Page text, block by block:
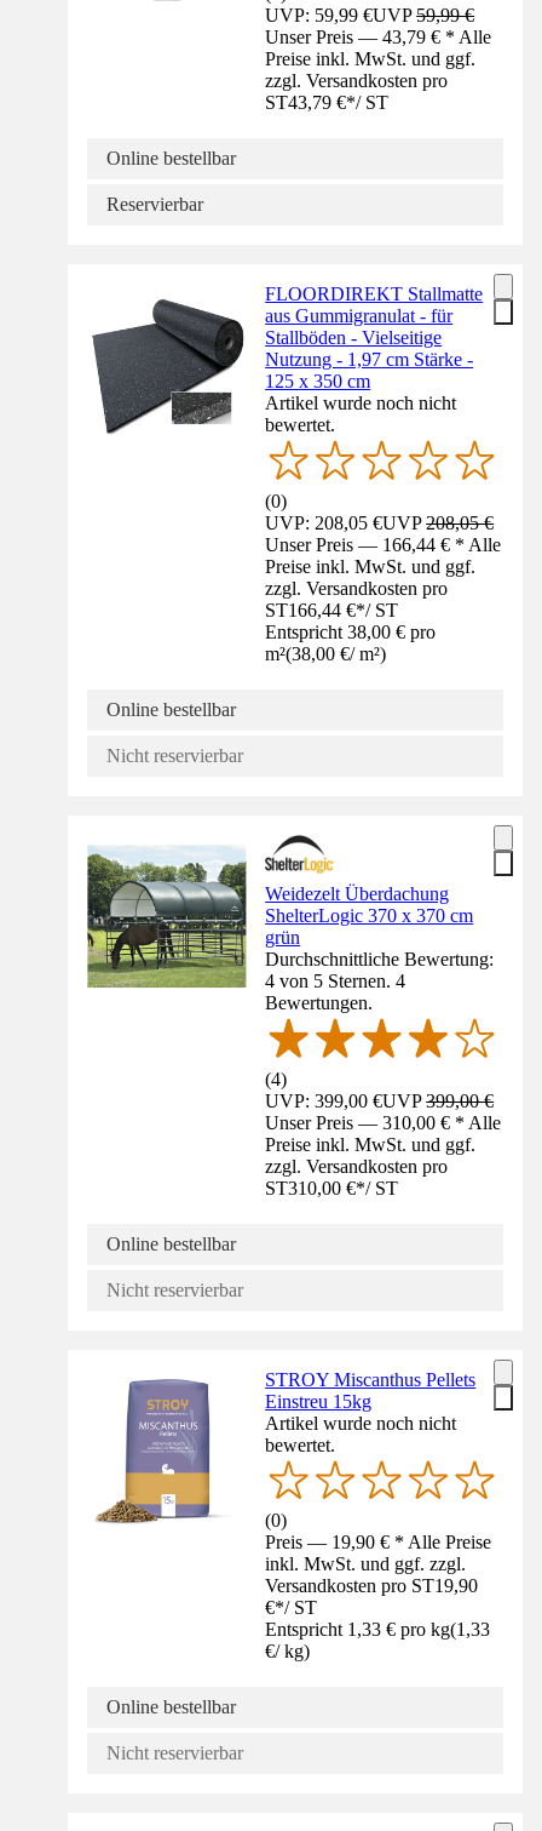
UVP: 59,99 €UVP59,99 €
Unser Preis — 43,79 € * Alle
Preise inkl. MwSt. und ggf.
zzgl. Versandkosten pro
ST43,79 €*/ ST
Online bestellbar
Reservierbar
FLOORDIREKT Stallmatte
aus Gummigranulat - für
Stallböden - Vielseitige
Nutzung - 1,97 cm Stärke -
125 x 350 cm
Artikel wurde noch nicht
bewertet.
(0)
UVP: 208,05 €UVP208,05 €
Unser Preis — 166,44 € * Alle
Preise inkl. MwSt. und ggf.
zzgl. Versandkosten pro
ST166,44 €*/ ST
Entspricht 38,00 € pro
m²(38,00 €/ m²)
Online bestellbar
Nicht reservierbar
Weidezelt Überdachung
ShelterLogic 370 x 370 cm
grün
Durchschnittliche Bewertung:
4 von 5 Sternen. 4
Bewertungen.
(4)
UVP: 399,00 €UVP399,00 €
Unser Preis — 310,00 € * Alle
Preise inkl. MwSt. und ggf.
zzgl. Versandkosten pro
ST310,00 €*/ ST
Online bestellbar
Nicht reservierbar
STROY Miscanthus Pellets
Einstreu 15kg
Artikel wurde noch nicht
bewertet.
(0)
Preis — 19,90 € * Alle Preise
inkl. MwSt. und ggf. zzgl.
Versandkosten pro ST19,90
€*/ ST
Entspricht 1,33 € pro kg(1,33
€/ kg)
Online bestellbar
Nicht reservierbar